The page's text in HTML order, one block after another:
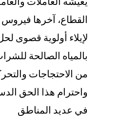
القطاع، آخرها فيروس
لإيلاء أولوية قصوى
بالمياه الصالحة
من الاحتجاجات
واحترام هذا الحق
في عديد المناطق